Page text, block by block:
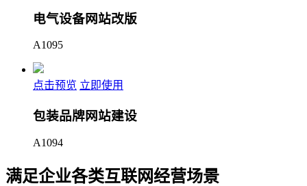
电气设备网站改版
A1095
点击预览 立即使用
包装品牌网站建设
A1094
满足企业各类互联网经营场景